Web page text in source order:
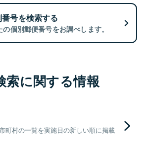
号を検索する
個別郵便番号をお調べします。
索に関する情報
町村の一覧を実施日の新しい順に掲載